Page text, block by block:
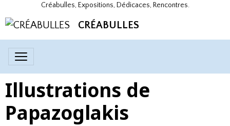
Créabulles, Expositions, Dédicaces, Rencontres.
CRÉABULLES
Illustrations de
Papazoglakis